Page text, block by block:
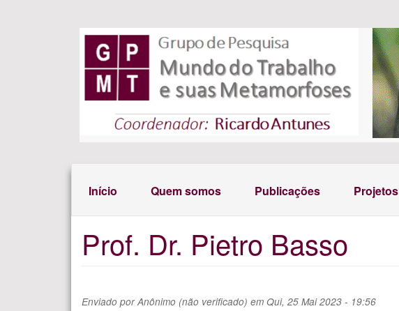
Pular para o conteúdo principal
Início Quem somos Publicações Projetos
Prof. Dr. Pietro Basso
Enviado porAnônimo (não verificado) em Qui, 25 Mai 2023 - 19:56